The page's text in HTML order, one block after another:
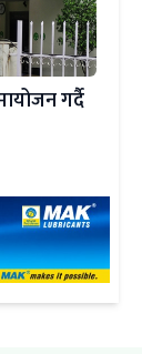
गर्दै